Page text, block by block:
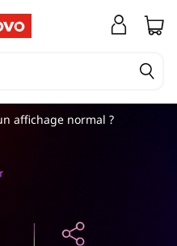
affichage normal ?